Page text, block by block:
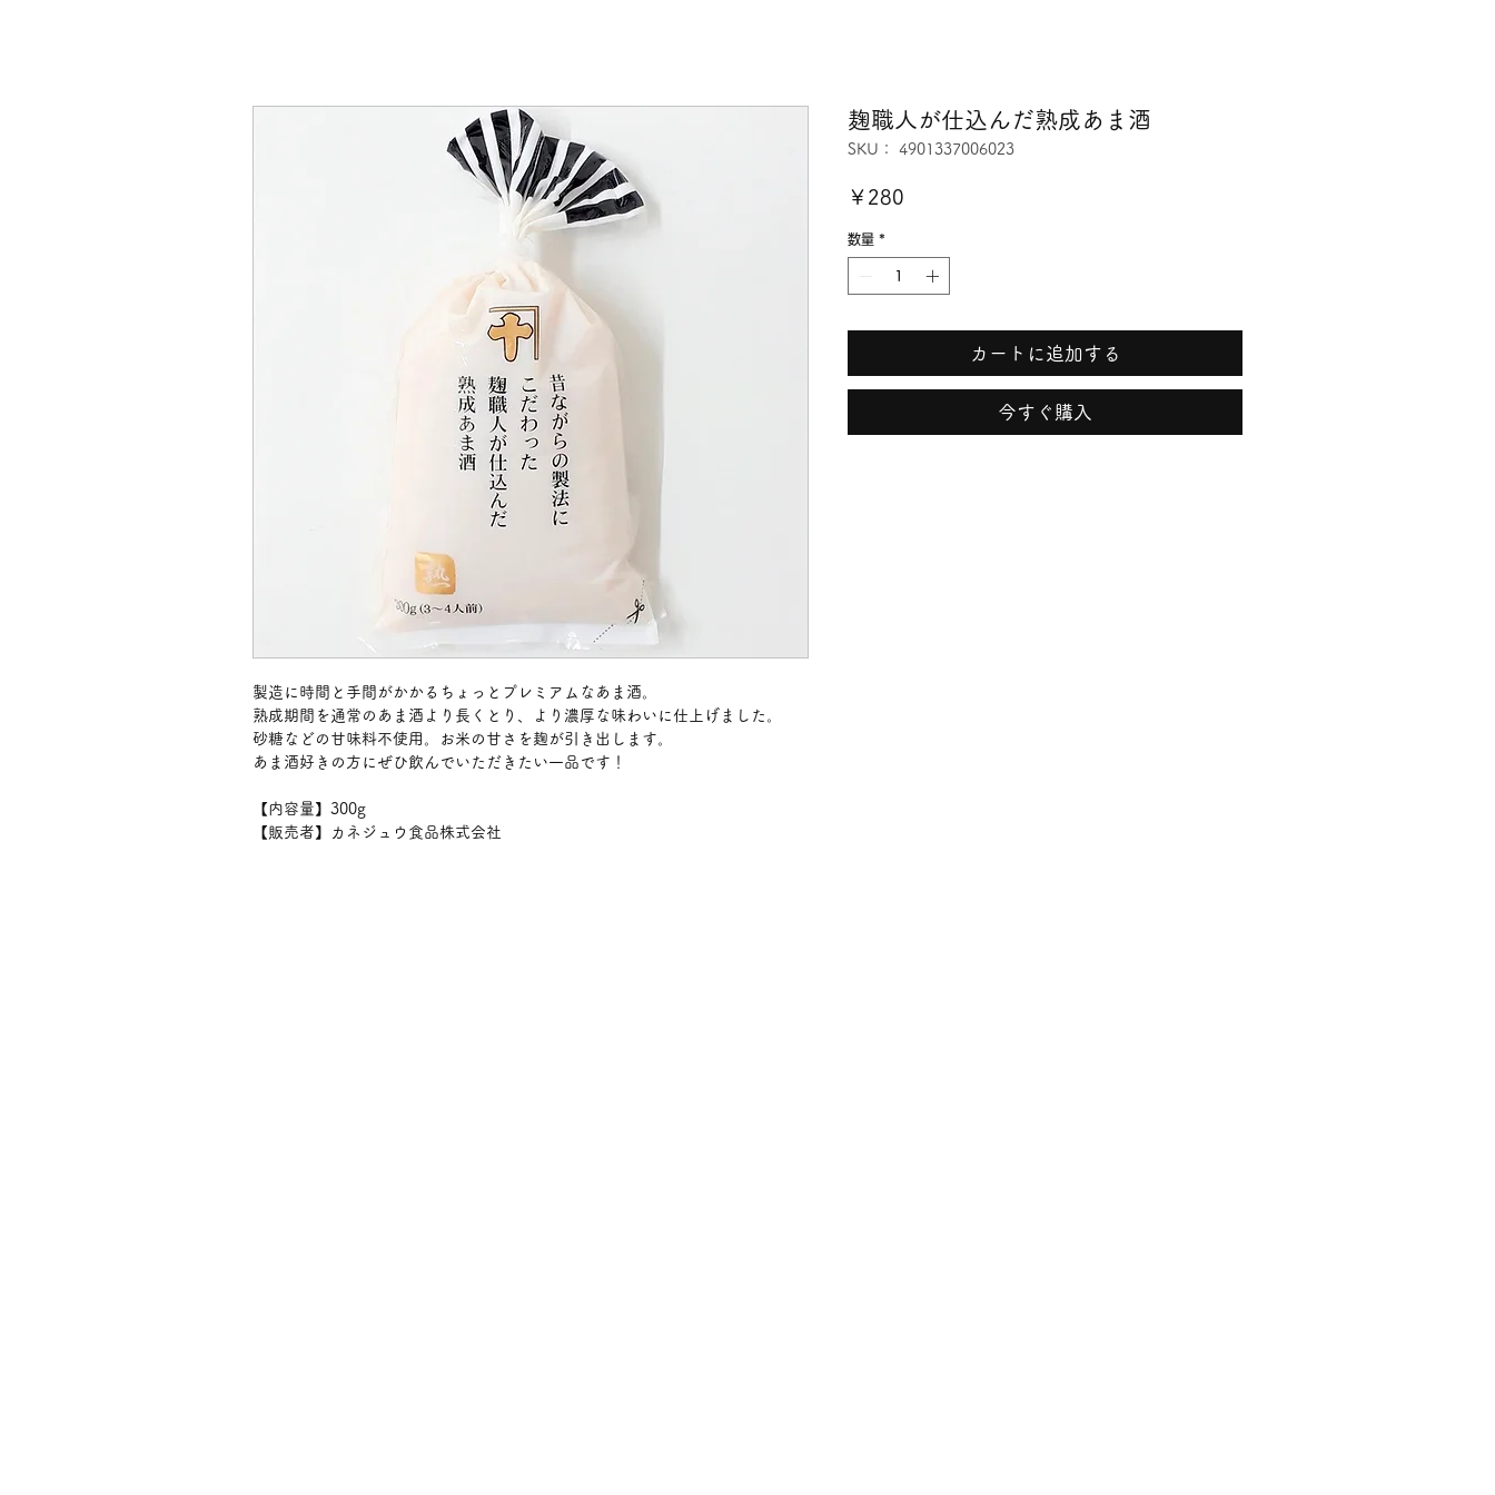
製造に時間と手間がかかるちょっとプレミアムなあま酒。
熟成期間を通常のあま酒より長くとり、より濃厚な味わいに仕上げました。
砂糖などの甘味料不使用。お米の甘さを麹が引き出します。
あま酒好きの方にぜひ飲んでいただきたい一品です！
【内容量】300g
【販売者】カネジュウ食品株式会社
麹職人が仕込んだ熟成あま酒
SKU： 4901337006023
￥280
数量 *
カートに追加する
今すぐ購入